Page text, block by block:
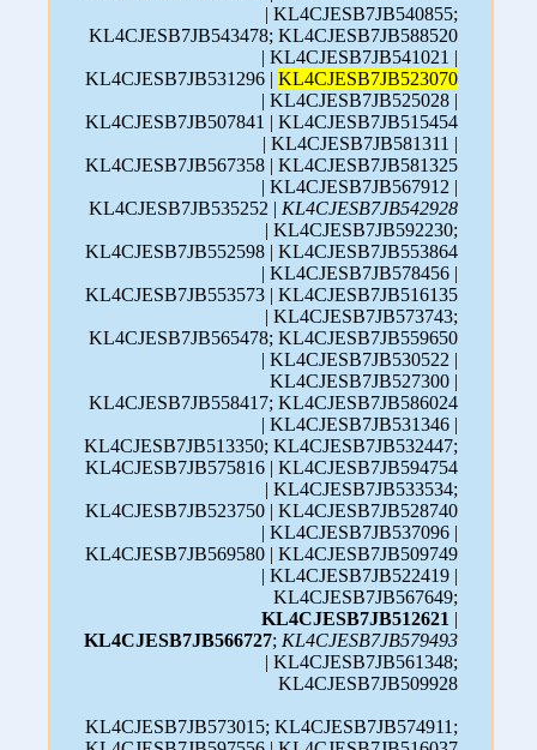
| KL4CJESB7JB540855;
KL4CJESB7JB543478; KL4CJESB7JB588520
| KL4CJESB7JB541021 |
KL4CJESB7JB531296 |KL4CJESB7JB523070
| KL4CJESB7JB525028 |
KL4CJESB7JB507841 | KL4CJESB7JB515454
| KL4CJESB7JB581311 |
KL4CJESB7JB567358 | KL4CJESB7JB581325
| KL4CJESB7JB567912 |
KL4CJESB7JB535252 | KL4CJESB7JB542928
| KL4CJESB7JB592230;
KL4CJESB7JB552598 | KL4CJESB7JB553864
| KL4CJESB7JB578456 |
KL4CJESB7JB553573 | KL4CJESB7JB516135
| KL4CJESB7JB573743;
KL4CJESB7JB565478; KL4CJESB7JB559650
| KL4CJESB7JB530522 |
KL4CJESB7JB527300 |
KL4CJESB7JB558417; KL4CJESB7JB586024
| KL4CJESB7JB531346 |
KL4CJESB7JB513350; KL4CJESB7JB532447;
KL4CJESB7JB575816 | KL4CJESB7JB594754
| KL4CJESB7JB533534;
KL4CJESB7JB523750 | KL4CJESB7JB528740
| KL4CJESB7JB537096 |
KL4CJESB7JB569580 | KL4CJESB7JB509749
| KL4CJESB7JB522419 |
KL4CJESB7JB567649;
KL4CJESB7JB512621 |
KL4CJESB7JB566727; KL4CJESB7JB579493
| KL4CJESB7JB561348;
KL4CJESB7JB509928
KL4CJESB7JB573015; KL4CJESB7JB574911;